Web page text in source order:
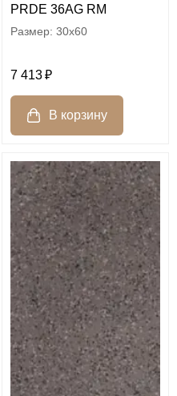
PRDE 36AG RM
30x60
7 413